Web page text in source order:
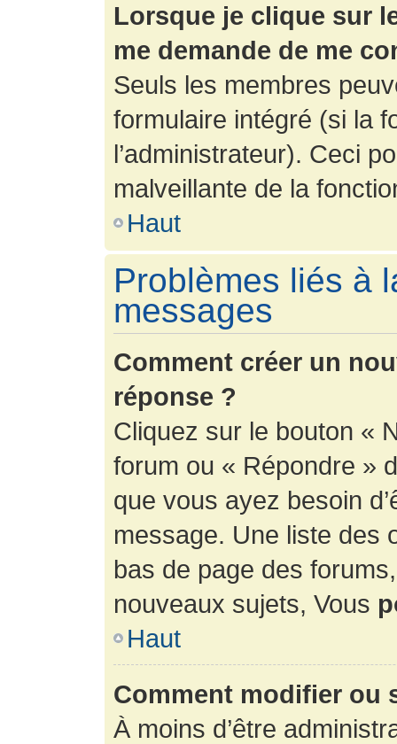
Lorsque je clique sur
me demande de me
Seuls les membres
formulaire intégré (si la
l’administrateur). Ceci
malveillante de la
Haut
Problèmes liés à
messages
Comment créer un
réponse ?
Cliquez sur le bouton «
forum ou « Répondre »
que vous ayez besoin
message. Une liste des
bas de page des
nouveaux sujets, Vous
Haut
Comment modifier ou
À moins d’être